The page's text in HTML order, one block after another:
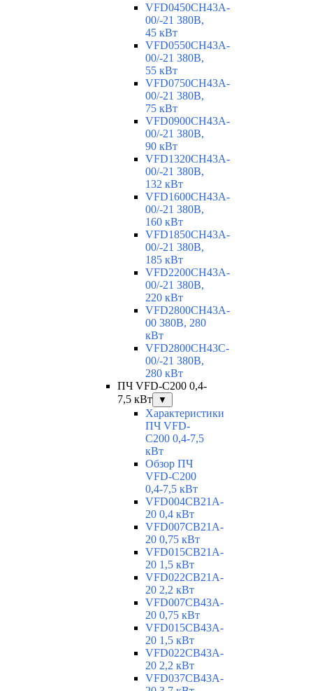
VFD0450CH43A-
00/-21 380В,
45 кВт
VFD0550CH43A-
00/-21 380В,
55 кВт
VFD0750CH43A-
00/-21 380В,
75 кВт
VFD0900CH43A-
00/-21 380В,
90 кВт
VFD1320CH43A-
00/-21 380В,
132 кВт
VFD1600CH43A-
00/-21 380В,
160 кВт
VFD1850CH43A-
00/-21 380В,
185 кВт
VFD2200CH43A-
00/-21 380В,
220 кВт
VFD2800CH43A-
00 380В, 280
кВт
VFD2800CH43C-
00/-21 380В,
280 кВт
ПЧ VFD-C200 0,4-
7,5 кВт
▼
Характеристики
ПЧ VFD-
C200 0,4-7,5
кВт
Обзор ПЧ
VFD-C200
0,4-7,5 кВт
VFD004CB21A-
20 0,4 кВт
VFD007CB21A-
20 0,75 кВт
VFD015CB21A-
20 1,5 кВт
VFD022CB21A-
20 2,2 кВт
VFD007CB43A-
20 0,75 кВт
VFD015CB43A-
20 1,5 кВт
VFD022CB43A-
20 2,2 кВт
VFD037CB43A-